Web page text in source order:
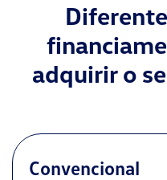
adquirir o
Convencional